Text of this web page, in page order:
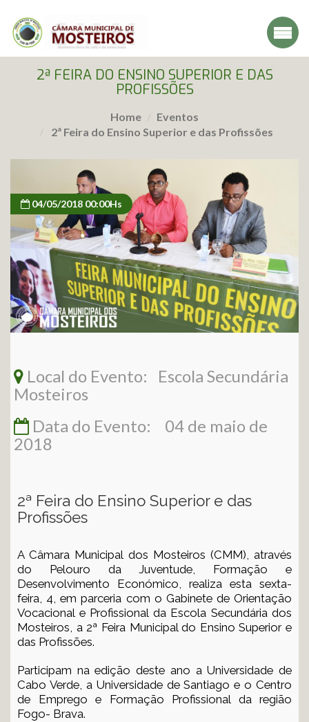
2ª FEIRA DO ENSINO SUPERIOR E DAS
PROFISSÕES
Home
Eventos
2ª Feira do Ensino Superior e das Profissões
04/05/2018 00:00Hs
Local do Evento: Escola Secundária
Mosteiros
Data do Evento: 04 de maio de
2018
2ª Feira do Ensino Superior e das
Profissões
A Câmara Municipal dos Mosteiros (CMM), através
do Pelouro da Juventude, Formação e
Desenvolvimento Económico, realiza esta sexta-
feira, 4, em parceria com o Gabinete de Orientação
Vocacional e Profissional da Escola Secundária dos
Mosteiros, a 2ª Feira Municipal do Ensino Superior e
das Profissões.
Participam na edição deste ano a Universidade de
Cabo Verde, a Universidade de Santiago e o Centro
de Emprego e Formação Profissional da região
Fogo- Brava.